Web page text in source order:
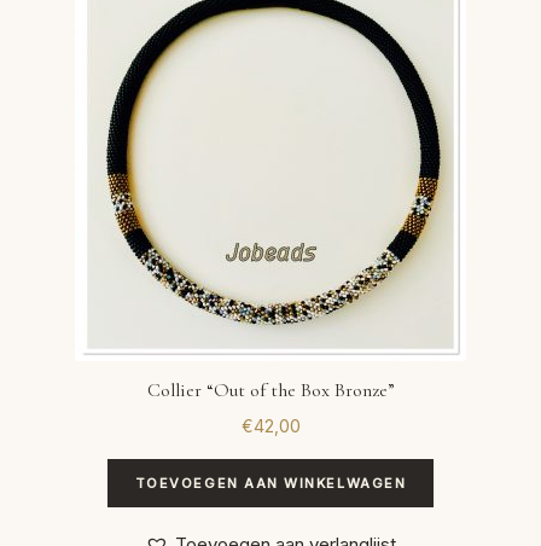
Collier “Out of the Box Bronze”
€42,00
TOEVOEGEN AAN WINKELWAGEN